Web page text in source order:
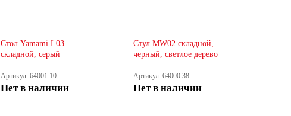
Стол Yamami L03
складной, серый
Артикул: 64001.10
Нет в наличии
Стул MW02 складной,
черный, светлое дерево
Артикул: 64000.38
Нет в наличии